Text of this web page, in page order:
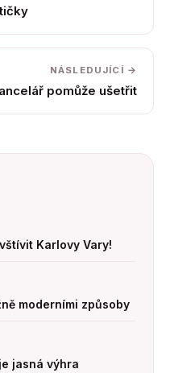
NÁSLEDUJÍCÍ →
pomůže ušetřit
Karlovy Vary!
moderními způsoby
jasná výhra